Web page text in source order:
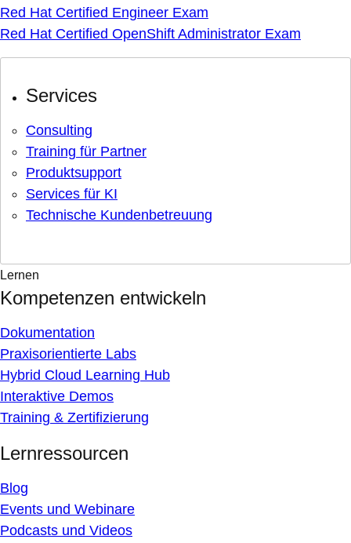
Red Hat Certified Engineer Exam
Red Hat Certified OpenShift Administrator Exam
Services
Consulting
Training für Partner
Produktsupport
Services für KI
Technische Kundenbetreuung
Lernen
Kompetenzen entwickeln
Dokumentation
Praxisorientierte Labs
Hybrid Cloud Learning Hub
Interaktive Demos
Training & Zertifizierung
Lernressourcen
Blog
Events und Webinare
Podcasts und Videos